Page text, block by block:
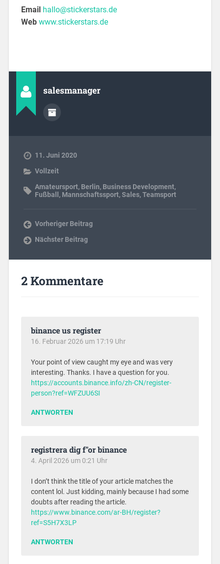
Email hallo@stickerstars.de
Web www.stickerstars.de
salesmanager
11. Juni 2020
Vollzeit
Amateursport, Berlin, Business Development,
Fußball , Mannschaftssport,Sales,Teamsport
Vorheriger Beitrag
Nächster Beitrag
2 Kommentare
binance us register
16. Februar 2026 um 17:19 Uhr
Your point of view caught my eye and was very
interesting. Thanks. I have a question for you.
https://accounts.binance.info/zh-CN/register-
person?ref=WFZUU6SI
ANTWORTEN
registrera dig f"or binance
4. April 2026 um 0:21 Uhr
I don’t think the title of your article matches the
content lol. Just kidding, mainly because I had some
doubts after reading the article.
https://www.binance.com/ar-BH/register?
ref=S5H7X3LP
ANTWORTEN